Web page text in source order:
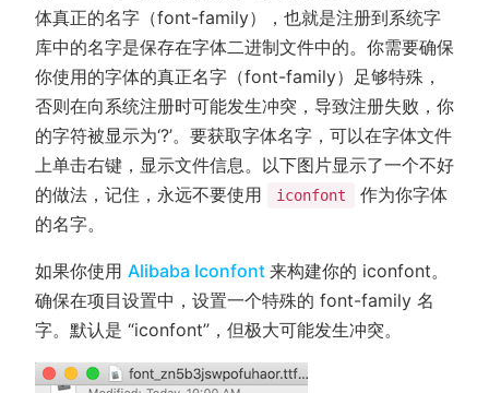
体真正的名字（font-family），也就是注册到系统字
库中的名字是保存在字体二进制文件中的。你需要确保
你使用的字体的真正名字（font-family）足够特殊，
否则在向系统注册时可能发生冲突，导致注册失败，你
的字符被显示为‘?’。要获取字体名字，可以在字体文件
上单击右键，显示文件信息。以下图片显示了一个不好
的做法，记住，永远不要使用
iconfont
作为你字体
的名字。
如果你使用 Alibaba Iconfont (opens new window)
来构建你的 iconfont。
确保在项目设置中，设置一个特殊的 font-family 名
字。默认是 “iconfont”，但极大可能发生冲突。